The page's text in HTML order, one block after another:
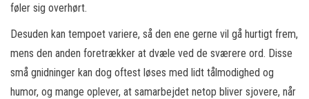
føler sig overhørt.
Desuden kan tempoet variere, så den ene gerne vil gå hurtigt frem,
mens den anden foretrækker at dvæle ved de sværere ord. Disse
små gnidninger kan dog oftest løses med lidt tålmodighed og
humor, og mange oplever, at samarbejdet netop bliver sjovere, når